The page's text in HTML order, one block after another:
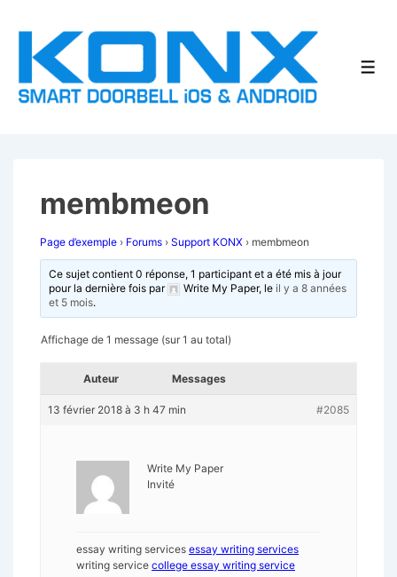
passer
contenu
membmeon
Page d’exemple › Forums › Support KONX › membmeon
Ce sujet contient 0 réponse, 1 participant et a été mis à jour
pour la dernière fois par
Write My Paper, leil y a 8 années
et 5 mois.
Affichage de 1 message (sur 1 au total)
Auteur Messages
13 février 2018 à 3 h 47 min #2085
Write My Paper
Invité
essay writing services essay writing services
writing service college essay writing service